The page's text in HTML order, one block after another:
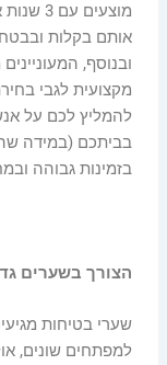
אותם בקלות
ובנוסף,
מקצועית לגבי
להמליץ לכם על
בביתכם (במידה
בזמינות גבוהה
הצורך בשערים
שערי בטיחות
למפתחים שונים,